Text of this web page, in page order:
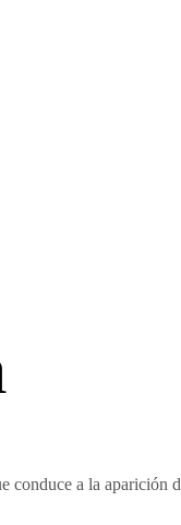
conduce a la aparición